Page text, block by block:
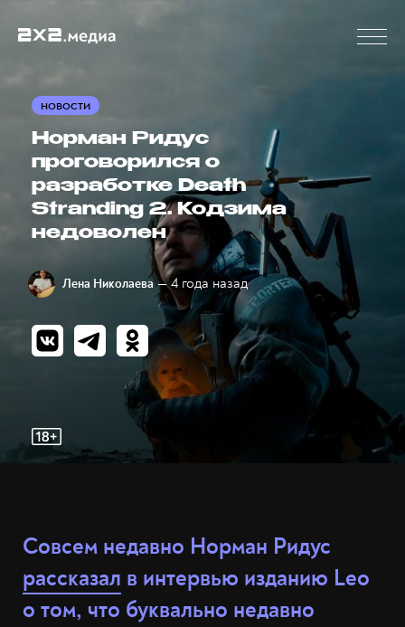
НОВОСТИ
Норман Ридус
проговорился о
разработке Death
Stranding 2. Кодзима
недоволен
Лена Николаева — 4 года назад
Совсем недавно Норман Ридус
рассказал в интервью изданию Leo
о том, что буквально недавно